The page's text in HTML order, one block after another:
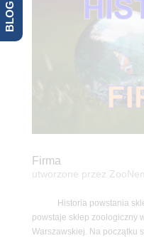
Firma
utworzone przez
Historia powstania
powstaje sklep zoologiczny
Warszawskiej. Na początku
BLOG